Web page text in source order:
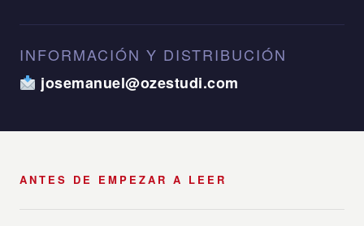
INFORMACIÓN Y DISTRIBUCIÓN
josemanuel@ozestudi.com
ANTES DE EMPEZAR A LEER